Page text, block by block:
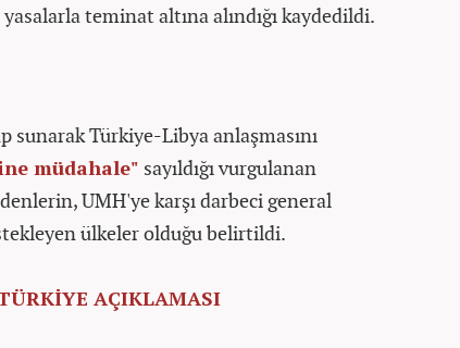
teminat altına alındığı kaydedildi.
sunarak Türkiye-Libya anlaşmasını
müdahale" sayıldığı vurgulanan
UMH'ye karşı darbeci general
ülkeler olduğu belirtildi.
AÇIKLAMASI